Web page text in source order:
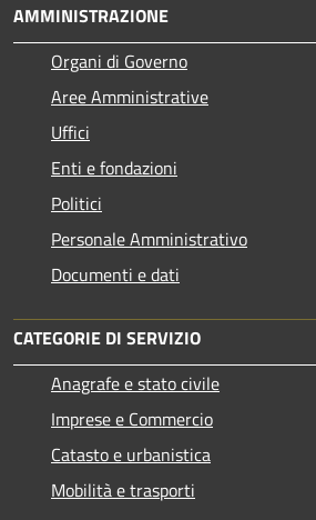
AMMINISTRAZIONE
Organi di Governo
Aree Amministrative
Uffici
Enti e fondazioni
Politici
Personale Amministrativo
Documenti e dati
CATEGORIE DI SERVIZIO
Anagrafe e stato civile
Imprese e Commercio
Catasto e urbanistica
Mobilità e trasporti